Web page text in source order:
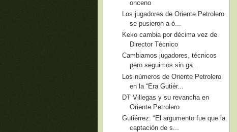
onceno
Los jugadores de Oriente Petrolero
se pusieron a ó...
Keko cambia por décima vez de
Director Técnico
Cambiamos jugadores, técnicos
pero seguimos sin ga...
Los números de Oriente Petrolero
en la “Era Gutiér...
DT Villegas y su revancha en
Oriente Petrolero
Gutiérrez: “El argumento fue que la
captación de s...